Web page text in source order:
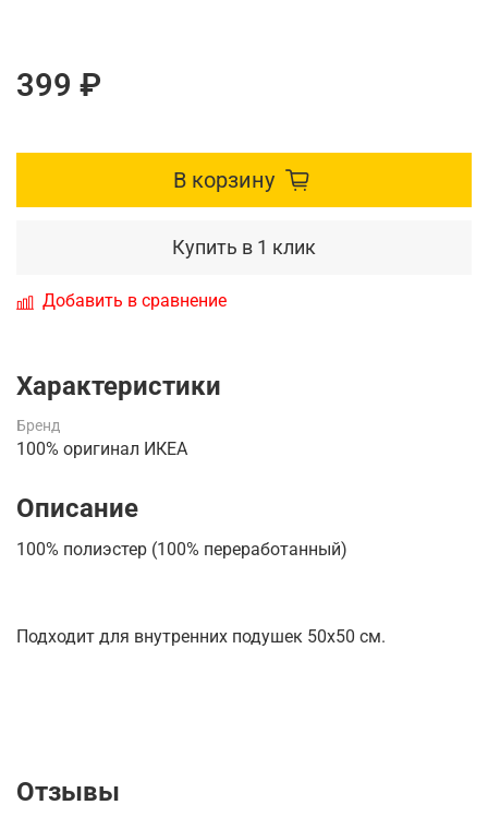
399 ₽
В корзину
Купить в 1 клик
Добавить в сравнение
Характеристики
Бренд
100% оригинал ИКЕА
Описание
100% полиэстер (100% переработанный)
Подходит для внутренних подушек 50x50 см.
Отзывы